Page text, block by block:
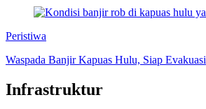
Peristiwa
Waspada Banjir Kapuas Hulu, Siap Evakuasi
Infrastruktur